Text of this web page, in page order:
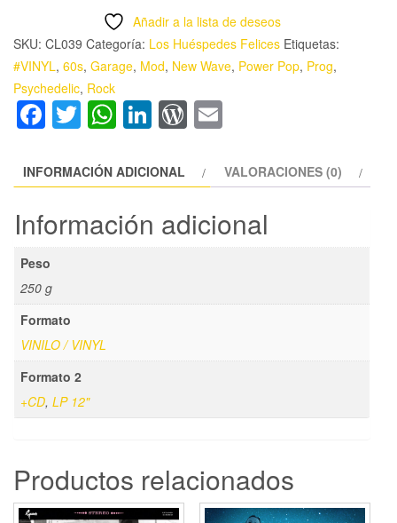
Añadir a la lista de deseos
SKU: CL039 Categoría: Los Huéspedes Felices Etiquetas:
#VINYL, 60s, Garage, Mod, New Wave, Power Pop, Prog,
Psychedelic, Rock
Facebook
Twitter
WhatsApp
LinkedIn
WordPress
INFORMACIÓN ADICIONAL VALORACIONES (0)
Información adicional
Peso
250 g
Formato
VINILO / VINYL
Formato 2
+CD, LP 12"
Productos relacionados